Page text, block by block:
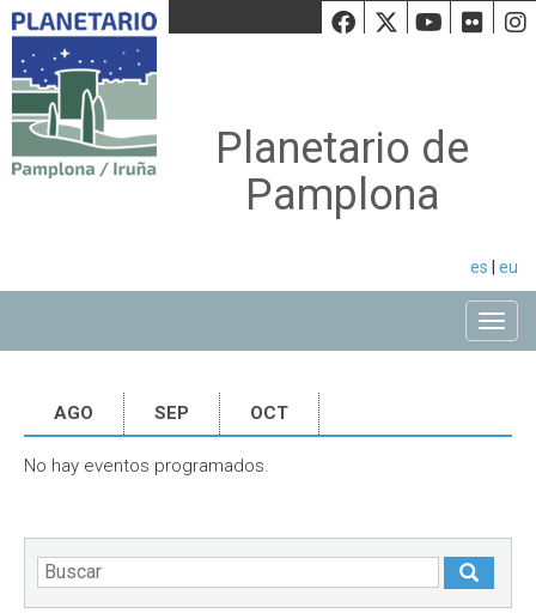
Facebook
Twiiter
Planetario de
Pamplona
es eu
AGO SEP OCT
No hay eventos programados.